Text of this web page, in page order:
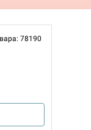
78190